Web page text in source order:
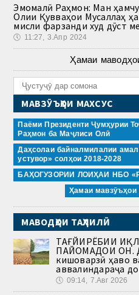
Эмомалӣ Раҳмон: Ман
Олии Қувваҳои Мусаллаҳ
мисли фарзанди худ дӯст
🕔 11:27, 3.Апр 2024
Ҳамаи
МАВЗӮЪҲОИ МАХСУС
Паёми Президенти Ҷумҳурии
Раҳмон ба Маҷлиси Олӣ
Даҳсолаи байналмилалии
устувор» солҳои 2018-2028
БАҲОГУЗОРИИ ЛОИҲАИ НБО
Ҳамаи мавзӯъҳои
МАВОДҲОИ ТАҲЛИЛӢ
ТАҒЙИРЁБИИ
ПАЙОМАДҲОИ ОН.
кишоварзӣ ҳаво
аввалиндараҷа
🕔 09:14, 7.Авг 2026